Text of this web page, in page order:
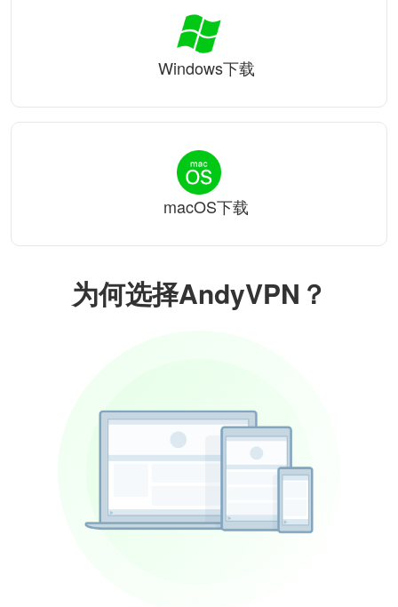
为何选择AndyVPN？
Windows下载
macOS下载